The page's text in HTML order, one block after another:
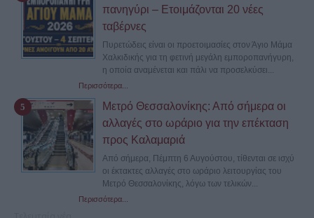
πανηγύρι – Ετοιμάζονται 20 νέες
ταβέρνες
Πυρετώδεις είναι οι προετοιμασίες στον Άγιο Μάμα
Χαλκιδικής για τη φετινή μεγάλη εμποροπανήγυρη,
η οποία αναμένεται και πάλι να προσελκύσει...
Περισσότερα...
Μετρό Θεσσαλονίκης: Από σήμερα οι
αλλαγές στο ωράριο για την επέκταση
προς Καλαμαριά
Από σήμερα, Πέμπτη 6 Αυγούστου, τίθενται σε ισχύ
οι έκτακτες αλλαγές στο ωράριο λειτουργίας του
Μετρό Θεσσαλονίκης, λόγω των τελικών...
Περισσότερα...